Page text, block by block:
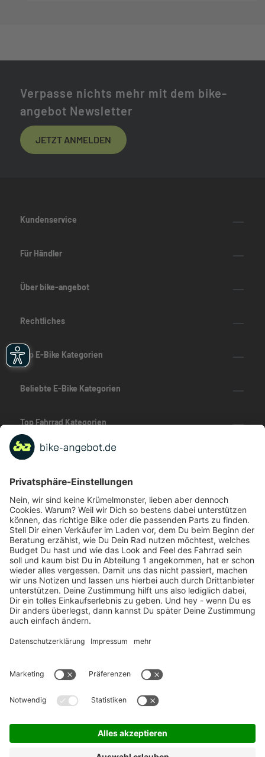
Verpasse nichts mehr mit dem bike-
angebot Newsletter
JETZT ANMELDEN
Kundenservice
Für Händler
Über bike-angebot
Rechtliches
Top E-Bike Kategorien
Beliebte E-Bike Kategorien
Top Fahrrad Kategorien
Beliebte Fahrrad-Kategorien
Marken-Highlights
TOP-Marken
ZAHLUNGSARTEN / RATENKAUF
FÜR ARBEITGEBER & ARBEITNEHMER